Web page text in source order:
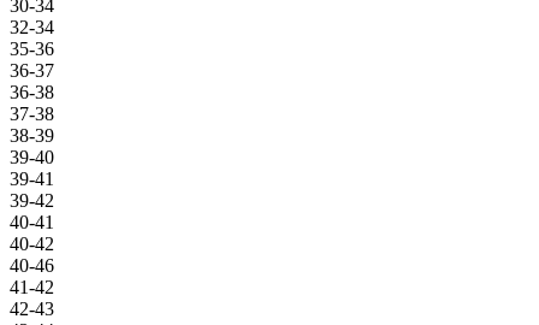
30-34
32-34
35-36
36-37
36-38
37-38
38-39
39-40
39-41
39-42
40-41
40-42
40-46
41-42
42-43